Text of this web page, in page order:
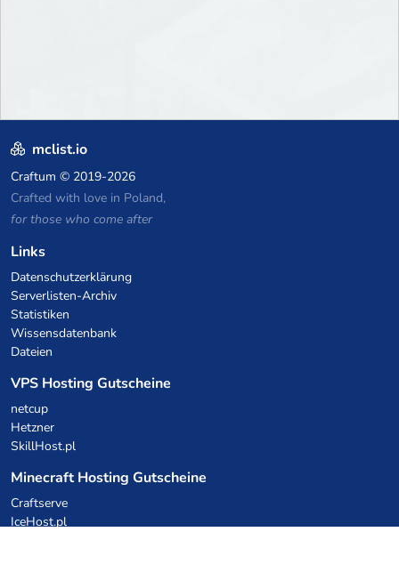
mclist.io
Craftum © 2019-2026
Crafted with love in Poland,
for those who come after
Links
Datenschutzerklärung
Serverlisten-Archiv
Statistiken
Wissensdatenbank
Dateien
VPS Hosting Gutscheine
netcup
Hetzner
SkillHost.pl
Minecraft Hosting Gutscheine
Craftserve
IceHost.pl